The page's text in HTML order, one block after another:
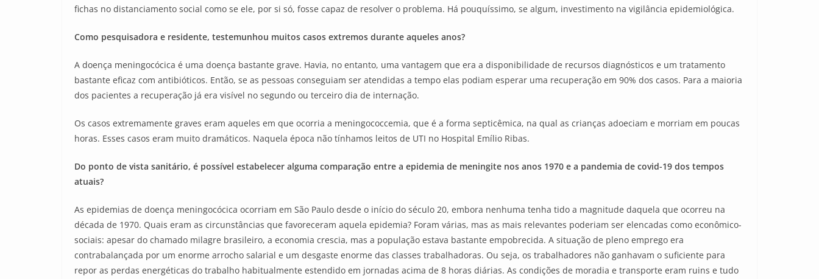
fichas no distanciamento social como se ele, por si só, fosse capaz de resolver o problema. Há pouquíssimo, se algum, investimento na vigilância epidemiológica.
Como pesquisadora e residente, testemunhou muitos casos extremos durante aqueles anos?
A doença meningocócica é uma doença bastante grave. Havia, no entanto, uma vantagem que era a disponibilidade de recursos diagnósticos e um tratamento
bastante eficaz com antibióticos. Então, se as pessoas conseguiam ser atendidas a tempo elas podiam esperar uma recuperação em 90% dos casos. Para a maioria
dos pacientes a recuperação já era visível no segundo ou terceiro dia de internação.
Os casos extremamente graves eram aqueles em que ocorria a meningococcemia, que é a forma septicêmica, na qual as crianças adoeciam e morriam em poucas
horas. Esses casos eram muito dramáticos. Naquela época não tínhamos leitos de UTI no Hospital Emílio Ribas.
Do ponto de vista sanitário, é possível estabelecer alguma comparação entre a epidemia de meningite nos anos 1970 e a pandemia de covid-19 dos tempos
atuais?
As epidemias de doença meningocócica ocorriam em São Paulo desde o início do século 20, embora nenhuma tenha tido a magnitude daquela que ocorreu na
década de 1970. Quais eram as circunstâncias que favoreceram aquela epidemia? Foram várias, mas as mais relevantes poderiam ser elencadas como econômico-
sociais: apesar do chamado milagre brasileiro, a economia crescia, mas a população estava bastante empobrecida. A situação de pleno emprego era
contrabalançada por um enorme arrocho salarial e um desgaste enorme das classes trabalhadoras. Ou seja, os trabalhadores não ganhavam o suficiente para
repor as perdas energéticas do trabalho habitualmente estendido em jornadas acima de 8 horas diárias. As condições de moradia e transporte eram ruins e tudo